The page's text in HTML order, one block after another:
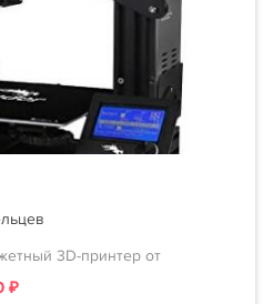
3D-принтер от
₽